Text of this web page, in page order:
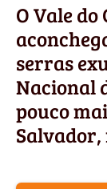
O Vale do
serras
Nacional
pouco
Salvador,